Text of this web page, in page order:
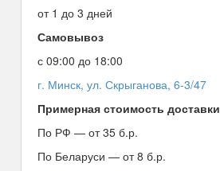
от 1 до 3 дней
Самовывоз
с 09:00 до 18:00
г. Минск, ул. Скрыганова, 6-3/47
Примерная стоимость доставки
По РФ — от 35 б.р.
По Беларуси — от 8 б.р.